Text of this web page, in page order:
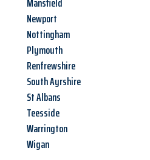
Newport
Nottingham
Plymouth
Renfrewshire
South Ayrshire
St Albans
Teesside
Warrington
Wigan